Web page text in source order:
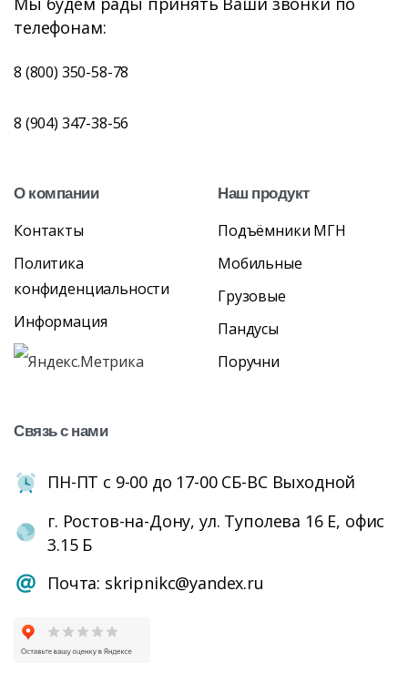
телефонам:
8 (800) 350-58-78
8 (904) 347-38-56
Окомпании
Контакты
Политика
конфиденциальности
Информация
Наш продукт
Подъёмники МГН
Мобильные
Грузовые
Пандусы
Поручни
Связьснами
ПН-ПТ с 9-00 до 17-00 СБ-ВС Выходной
г. Ростов-на-Дону, ул. Туполева 16 Е, офис
3.15 Б
Почта: skripnikc@yandex.ru